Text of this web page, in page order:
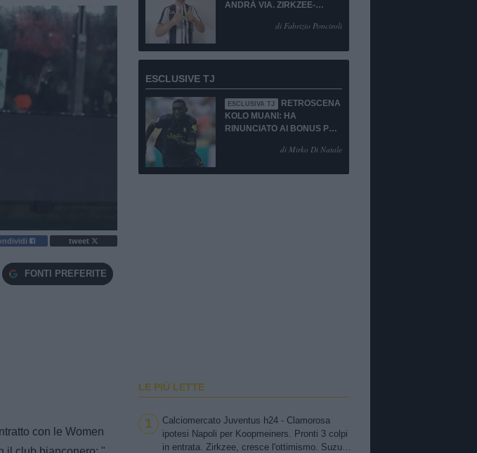
tweet
FONTI PREFERITE
con le Women
ANDRÀ VIA. ZIRKZEE-
di Fabrizio Ponciroli
ESCLUSIVE TJ
ESCLUSIVA TJ
RETROSCENA
KOLO MUANI: HA
RINUNCIATO AI BONUS PUR
di Mirko Di Natale
LE PIÙ LETTE
1
Calciomercato Juventus h24 - Clamorosa
ipotesi Napoli per Koopmeiners. Pronti 3 colpi
in entrata. Zirkzee, cresce l'ottimismo. Suzuki,